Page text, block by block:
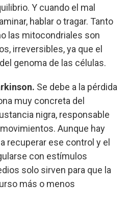
Y cuando el mal
hablar o tragar. Tanto
las mitocondriales son
irreversibles, ya que el
genoma de las células.
Se debe a la pérdida
muy concreta del
nigra, responsable
Aunque hay
recuperar ese control y el
con estímulos
solo sirven para que la
más o menos